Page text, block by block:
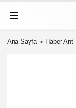
Ana Sayfa Haber Ant